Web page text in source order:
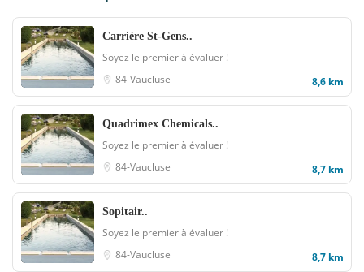
Carrière St-Gens..
Soyez le premier à évaluer !
84-Vaucluse
8,6 km
Quadrimex Chemicals..
Soyez le premier à évaluer !
84-Vaucluse
8,7 km
Sopitair..
Soyez le premier à évaluer !
84-Vaucluse
8,7 km